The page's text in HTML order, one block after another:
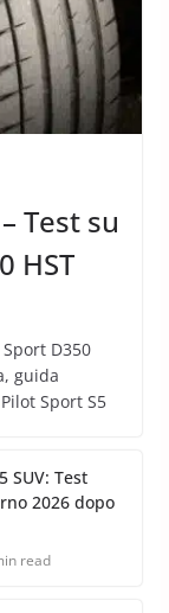
Test su
HST
D350
guida
Sport S5
SUV: Test
2026 dopo
read